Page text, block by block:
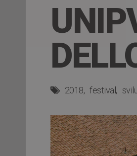
2018 festival